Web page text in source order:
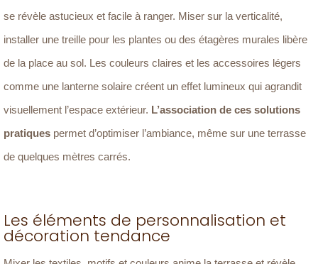
se révèle astucieux et facile à ranger. Miser sur la verticalité,
installer une treille pour les plantes ou des étagères murales libère
de la place au sol. Les couleurs claires et les accessoires légers
comme une lanterne solaire créent un effet lumineux qui agrandit
visuellement l’espace extérieur. L’association de ces solutions
pratiques permet d’optimiser l’ambiance, même sur une terrasse
de quelques mètres carrés.
Les éléments de personnalisation et
décoration tendance